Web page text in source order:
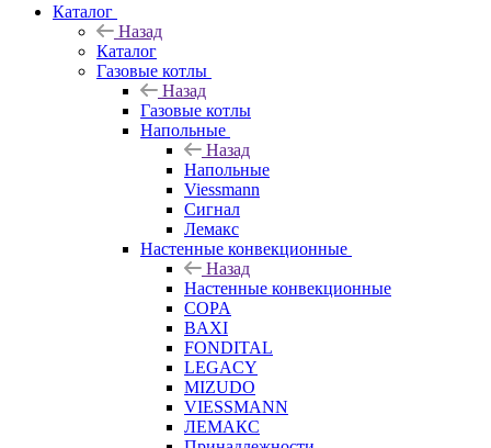
Каталог
Назад
Каталог
Газовые котлы
Назад
Газовые котлы
Напольные
Назад
Напольные
Viessmann
Сигнал
Лемакс
Настенные конвекционные
Назад
Настенные конвекционные
COPA
BAXI
FONDITAL
LEGACY
MIZUDO
VIESSMANN
ЛЕМАКС